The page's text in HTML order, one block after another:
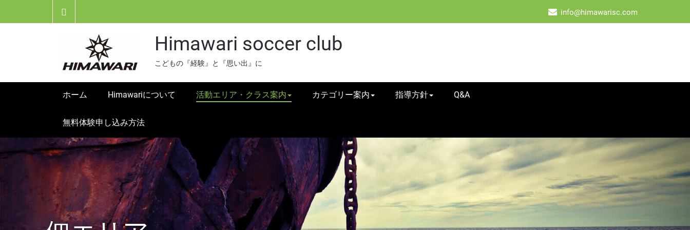
content
info@himawarisc.com
Himawari soccer club
こどもの『経験』と『思い出』に
ホーム Himawariについて 活動エリア・クラス案内 カテゴリー案内 指導方針 Q&A
無料体験申し込み方法